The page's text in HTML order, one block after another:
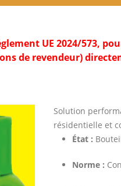
UE 2024/573,
de revendeur)
Solution
résidentielle et
État :
Norme :